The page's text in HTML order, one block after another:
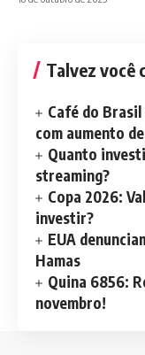
Talvez você
Café do
com aumento
Quanto
streaming?
Copa 2026:
investir?
EUA
Hamas
Quina 6856:
novembro!